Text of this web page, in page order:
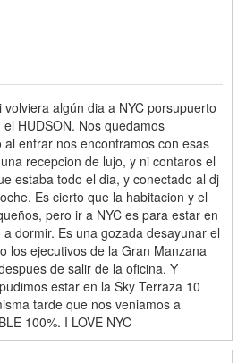
volviera algún dia a NYC porsupuerto
HUDSON. Nos quedamos
entrar nos encontramos con esas
recepcion de lujo, y ni contaros el
estaba todo el dia, y conectado al dj
Es cierto que la habitacion y el
pero ir a NYC es para estar en
dormir. Es una gozada desayunar el
los ejecutivos de la Gran Manzana
de salir de la oficina. Y
estar en la Sky Terraza 10
tarde que nos veniamos a
100%. I LOVE NYC